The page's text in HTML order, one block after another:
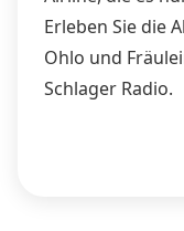
Erleben Sie die
Ohlo und
Schlager Radio.